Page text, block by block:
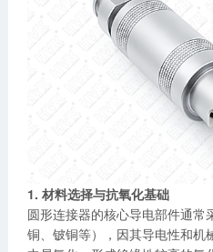
1. 材料选择与抗氧化基础
圆形连接器的核心导电部件通常
铜、铍铜等），因其导电性和机